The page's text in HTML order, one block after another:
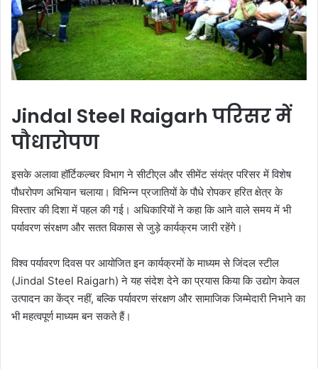
Jindal Steel Raigarh परिसर में
पौधारोपण
इसके अलावा हॉर्टिकल्चर विभाग ने सीटीएल और सीमेंट संयंत्र परिसर में विशेष
पौधरोपण अभियान चलाया। विभिन्न प्रजातियों के पौधे रोपकर हरित क्षेत्र के
विस्तार की दिशा में पहल की गई। अधिकारियों ने कहा कि आने वाले समय में भी
पर्यावरण संरक्षण और सतत विकास से जुड़े कार्यक्रम जारी रहेंगे।
विश्व पर्यावरण दिवस पर आयोजित इन कार्यक्रमों के माध्यम से जिंदल स्टील
(Jindal Steel Raigarh) ने यह संदेश देने का प्रयास किया कि उद्योग केवल
उत्पादन का केंद्र नहीं, बल्कि पर्यावरण संरक्षण और सामाजिक जिम्मेदारी निभाने का
भी महत्वपूर्ण माध्यम बन सकते हैं।